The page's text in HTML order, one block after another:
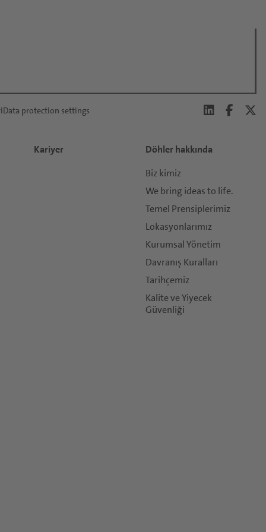
Data protection settings
Kariyer
Döhler hakkında
Biz kimiz
We bring ideas to life.
Temel Prensiplerimiz
Lokasyonlarımız
Kurumsal Yönetim
Davranış Kuralları
Tarihçemiz
Kalite ve Yiyecek
Güvenliği